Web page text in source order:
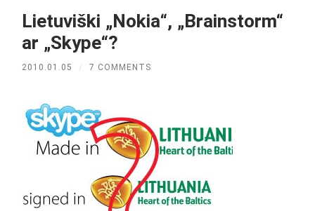
Lietuviški „Nokia“, „Brainstorm“
ar „Skype“?
2010.01.05 / 7 COMMENTS